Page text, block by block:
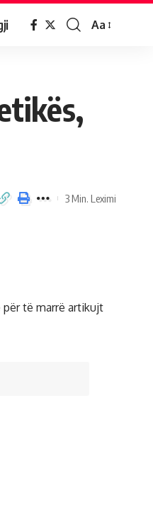
Aa
3 Min. Leximi
të marrë artikujt